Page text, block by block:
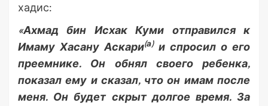
хадис:
«Ахмад бин Исхак Куми отправился к
Имаму Хасану Аскари(а)и спросил о его
преемнике. Он обнял своего ребенка,
показал ему и сказал, что он имам после
меня. Он будет скрыт долгое время. За